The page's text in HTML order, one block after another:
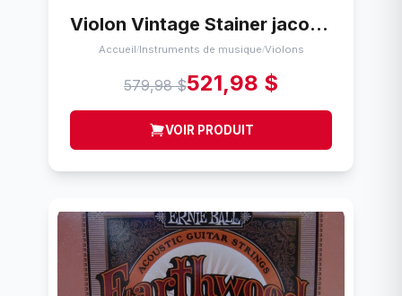
Violon Vintage Stainer jacobus stainer in absam prope oenipontum 17
Accueil/Instruments de musique/Violons
579,98 $521,98 $
VOIR PRODUIT